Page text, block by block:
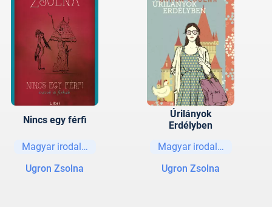
Nincs egy férfi
Magyar irodalom
Ugron Zsolna
Úrilányok
Erdélyben
Magyar irodalom
Ugron Zsolna